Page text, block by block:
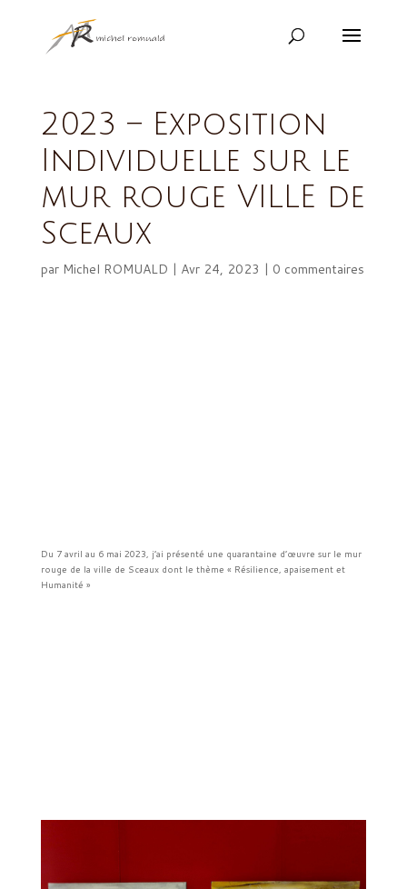
2023 – Exposition
Individuelle sur le
mur rouge VILLE de
Sceaux
par Michel ROMUALD | Avr 24, 2023 | 0 commentaires
Du 7 avril au 6 mai 2023, j’ai présenté une quarantaine d’œuvre sur le mur
rouge de la ville de Sceaux dont le thème « Résilience, apaisement et
Humanité »